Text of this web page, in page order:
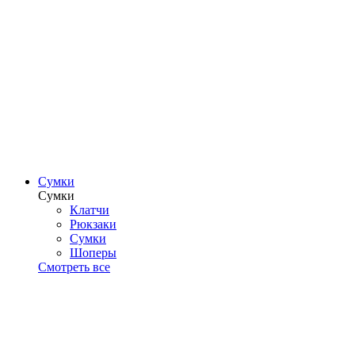
Сумки
Сумки
Клатчи
Рюкзаки
Сумки
Шоперы
Смотреть все